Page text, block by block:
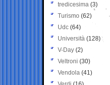
tredicesima (3)
Turismo (62)
Udc (64)
Università (128)
V-Day (2)
Veltroni (30)
Vendola (41)